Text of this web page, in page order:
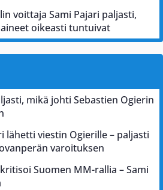
voittaja Sami Pajari paljasti,
oikeasti tuntuivat
mikä johti Sebastien Ogierin
lähetti viestin Ogierille – paljasti
varoituksen
Suomen MM-rallia – Sami